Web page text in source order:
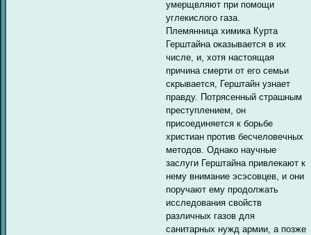
умерщвляют при помощи
углекислого газа.
Племянница химика Курта
Герштайна оказывается в их
числе, и, хотя настоящая
причина смерти от его семьи
скрывается, Герштайн узнает
правду. Потрясенный страшным
преступлением, он
присоединяется к борьбе
христиан против бесчеловечных
методов. Однако научные
заслуги Герштайна привлекают к
нему внимание эсэсовцев, и они
поручают ему продолжать
исследования свойств
различных газов для
санитарных нужд армии, а позже